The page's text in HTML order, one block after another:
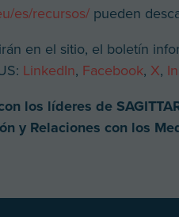
es/recursos/ pueden
en el sitio, el boletín
LinkedIn, Facebook, X,
los líderes de
y Relaciones con los